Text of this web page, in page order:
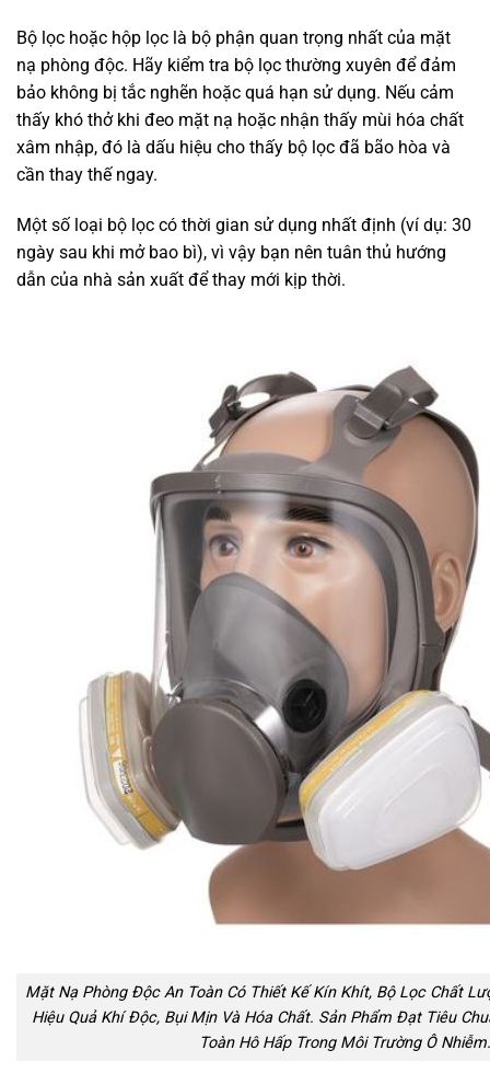
Bộ lọc hoặc hộp lọc là bộ phận quan trọng nhất của mặt
nạ phòng độc. Hãy kiểm tra bộ lọc thường xuyên để đảm
bảo không bị tắc nghẽn hoặc quá hạn sử dụng. Nếu cảm
thấy khó thở khi đeo mặt nạ hoặc nhận thấy mùi hóa chất
xâm nhập, đó là dấu hiệu cho thấy bộ lọc đã bão hòa và
cần thay thế ngay.
Một số loại bộ lọc có thời gian sử dụng nhất định (ví dụ: 30
ngày sau khi mở bao bì), vì vậy bạn nên tuân thủ hướng
dẫn của nhà sản xuất để thay mới kịp thời.
Mặt Nạ Phòng Độc An Toàn Có Thiết Kế Kín Khít, Bộ Lọc Chất
Hiệu Quả Khí Độc, Bụi Mịn Và Hóa Chất. Sản Phẩm Đạt Tiêu
Toàn Hô Hấp Trong Môi Trường Ô Nhiễm.